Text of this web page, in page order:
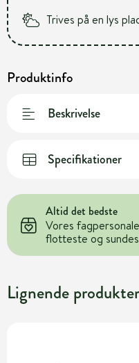
Trives på en lys
Produktinfo
Beskrivelse
Specifikationer
Altid det bedste
Vores
flotteste og
Lignende produkter